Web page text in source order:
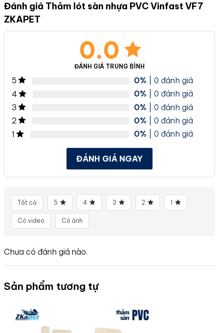
Đánh giá Thảm lót sàn nhựa PVC Vinfast VF7
ZKAPET
0.0
ĐÁNH GIÁ TRUNG BÌNH
5 0% | 0 đánh giá
4
0% | 0 đánh giá
3
0% | 0 đánh giá
2
0% | 0 đánh giá
1
0% | 0 đánh giá
ĐÁNH GIÁ NGAY
Tất cả 5 4 3 2 1
Có video Có ảnh
Chưa có đánh giá nào.
Sản phẩm tương tự